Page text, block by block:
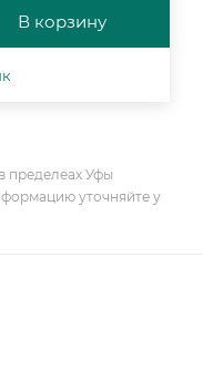
В корзину
пределеах Уфы
уточняйте у